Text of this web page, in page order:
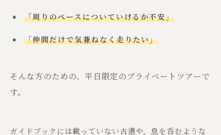
「周りのペースについていけるか不安」
「仲間だけで気兼ねなく走りたい」
そんな方のための、平日限定のプライベートツアーで
す。
ガイドブックには載っていない古道や、息を呑むような